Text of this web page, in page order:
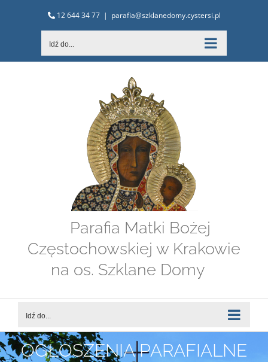
12 644 34 77 | parafia@szklanedomy.cystersi.pl
Idź do...
Parafia Matki Bożej
Częstochowskiej w Krakowie
na os. Szklane Domy
Idź do...
OGŁOSZENIA PARAFIALNE